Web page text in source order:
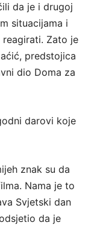
da je i drugoj
situacijama i
Zato je
predstojica
dio Doma za
darovi koje
znak su da
Nama je to
Svjetski dan
da je